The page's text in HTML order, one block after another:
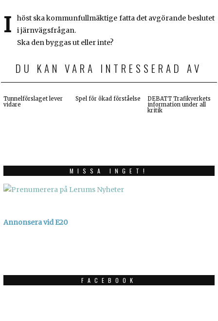
I
höst ska kommunfullmäktige fatta det avgörande beslutet
i järnvägsfrågan.
Ska den byggas ut eller inte?
DU KAN VARA INTRESSERAD AV
Tunnelförslaget lever
vidare
Spel för ökad förståelse
DEBATT Trafikverkets
information under all
kritik
MISSA INGET!
Annonsera vid E20
FACEBOOK